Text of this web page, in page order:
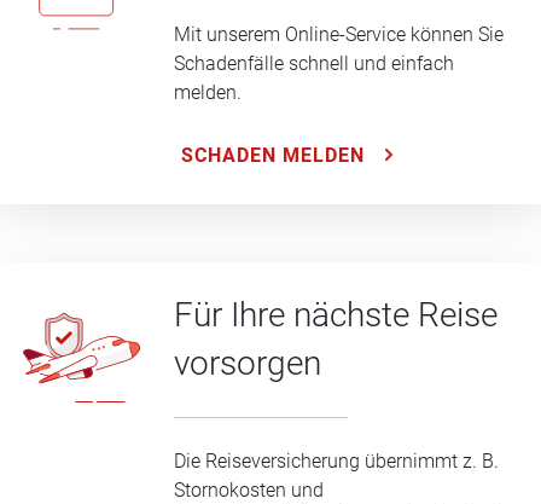
Mit unserem Online-Service können Sie
Schadenfälle schnell und einfach
melden.
SCHADEN MELDEN
Für Ihre nächste Reise
vorsorgen
Die Reiseversicherung übernimmt z. B.
Stornokosten und